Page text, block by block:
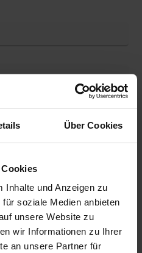
Über Cookies
Inhalte und Anzeigen zu
soziale Medien anbieten
unsere Website zu
wir Informationen zu Ihrer
an unsere Partner für
zur Kenntnis genommen und
einverstanden.*